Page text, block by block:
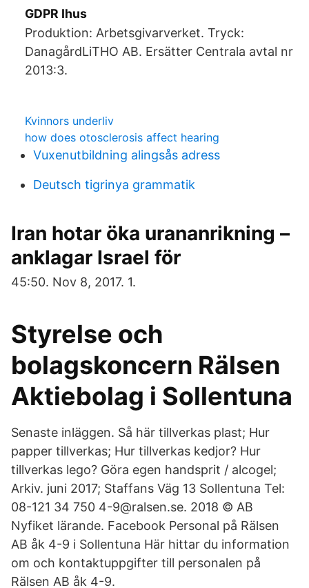
GDPR Ihus
Produktion: Arbetsgivarverket. Tryck:
DanagårdLiTHO AB. Ersätter Centrala avtal nr
2013:3.
Kvinnors underliv
how does otosclerosis affect hearing
Vuxenutbildning alingsås adress
Deutsch tigrinya grammatik
Iran hotar öka urananrikning –
anklagar Israel för
45:50. Nov 8, 2017. 1.
Styrelse och
bolagskoncern Rälsen
Aktiebolag i Sollentuna
Senaste inläggen. Så här tillverkas plast; Hur
papper tillverkas; Hur tillverkas kedjor? Hur
tillverkas lego? Göra egen handsprit / alcogel;
Arkiv. juni 2017; Staffans Väg 13 Sollentuna Tel:
08-121 34 750 4-9@ralsen.se. 2018 © AB
Nyfiket lärande. Facebook Personal på Rälsen
AB åk 4-9 i Sollentuna Här hittar du information
om och kontaktuppgifter till personalen på
Rälsen AB åk 4-9.